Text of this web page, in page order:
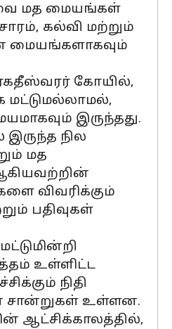
மத மையங்கள்
கல்வி மற்றும்
மையங்களாகவும்
கோயில்,
மட்டுமல்லாமல்,
இருந்தது.
இருந்த நில
மத
விவரிக்கும்
பதிவுகள்
உள்ளிட்ட
நிதி
சான்றுகள் உள்ளன.
ஆட்சிக்காலத்தில்,